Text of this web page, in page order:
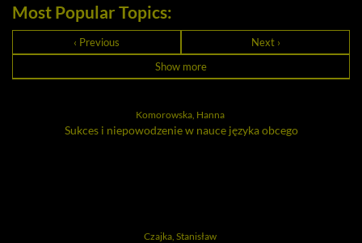
Most Popular Topics:
‹ Previous
Next ›
Show more
Komorowska, Hanna
Sukces i niepowodzenie w nauce języka obcego
Czajka, Stanisław